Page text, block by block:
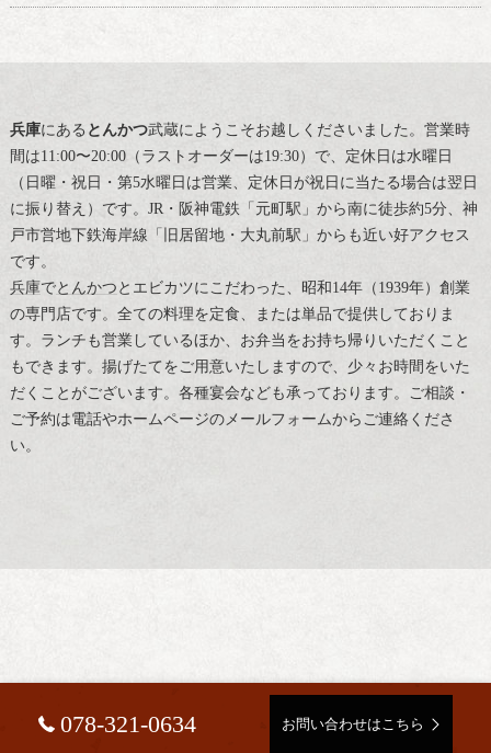
兵庫にある とんかつ武蔵にようこそお越しくださいました。営業時
間は11:00〜20:00（ラストオーダーは19:30）で、定休日は水曜日
（日曜・祝日・第5水曜日は営業、定休日が祝日に当たる場合は翌日
に振り替え）です。JR・阪神電鉄「元町駅」から南に徒歩約5分、神
戸市営地下鉄海岸線「旧居留地・大丸前駅」からも近い好アクセス
です。
兵庫でとんかつ とエビカツにこだわった、昭和14年（1939年）創業
の専門店です。全ての料理を定食、または単品で提供しておりま
す。ランチも営業しているほか、お弁当をお持ち帰りいただくこと
もできます。揚げたてをご用意いたしますので、少々お時間をいた
だくことがございます。各種宴会なども承っております。ご相談・
ご予約は電話やホームページのメールフォームからご連絡くださ
い。
078-321-0634 お問い合わせはこちら